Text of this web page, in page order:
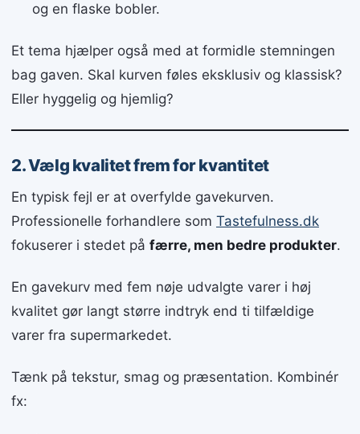
og en flaske bobler.
Et tema hjælper også med at formidle stemningen
bag gaven. Skal kurven føles eksklusiv og klassisk?
Eller hyggelig og hjemlig?
2. Vælg kvalitet frem for kvantitet
En typisk fejl er at overfylde gavekurven.
Professionelle forhandlere som Tastefulness.dk
fokuserer i stedet på færre, men bedre produkter.
En gavekurv med fem nøje udvalgte varer i høj
kvalitet gør langt større indtryk end ti tilfældige
varer fra supermarkedet.
Tænk på tekstur, smag og præsentation. Kombinér
fx: